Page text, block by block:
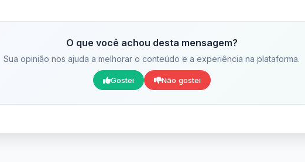
O que você achou desta mensagem?
Sua opinião nos ajuda a melhorar o conteúdo e a experiência na plataforma.
Gostei Não gostei